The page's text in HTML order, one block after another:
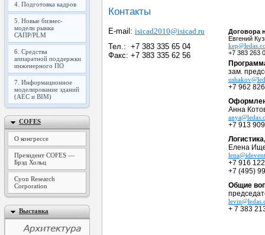
4. Подготовка кадров
5. Новые бизнес-
модели рынка
САПР/PLM
6. Средства
аппаратной поддержки
инженерного ПО
7. Информационное
моделирование зданий
(AEC и BIM)
COFES
О конгрессе
Президент COFES —
Брэд Хольц
Cyon Research
Corporation
Выставка
Контакты
E-mail: isicad2010@isicad.ru
Тел.: +7 383 335 65 04
Факс: +7 383 335 62 56
Договора
Евгений
+7 383 263
зам.
+7 962
Анна
+7 913
Елена
+7 916
+7 (495)
Общие
+ 7 383